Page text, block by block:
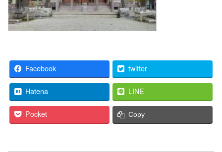
Facebook twitter
Hatena LINE
Pocket Copy